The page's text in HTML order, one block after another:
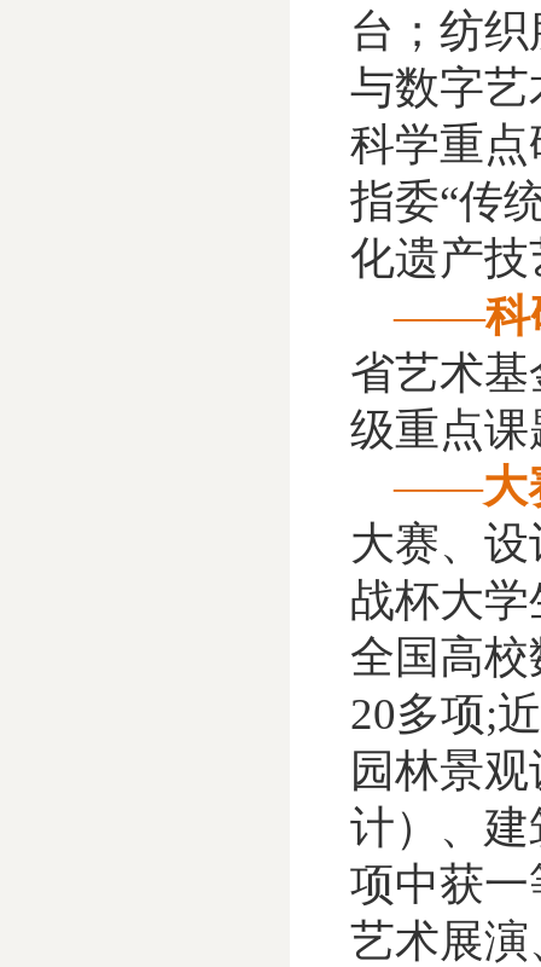
台；纺
与数字
科学重
指委“传
化遗产
——科
省艺术
级重点课
——大
大赛、
战杯大
全国高
20多项;
园林景
计）、
项中获
艺术展演